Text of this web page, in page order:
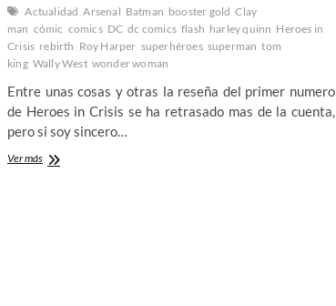
Actualidad Arsenal Batman booster gold Clay
man cómic comics DC dc comics flash harley quinn Heroes in
Crisis rebirth Roy Harper superhéroes superman tom
king Wally West wonder woman
Entre unas cosas y otras la reseña del primer numero
de Heroes in Crisis se ha retrasado mas de la cuenta,
pero si soy sincero…
Ver másHeroes